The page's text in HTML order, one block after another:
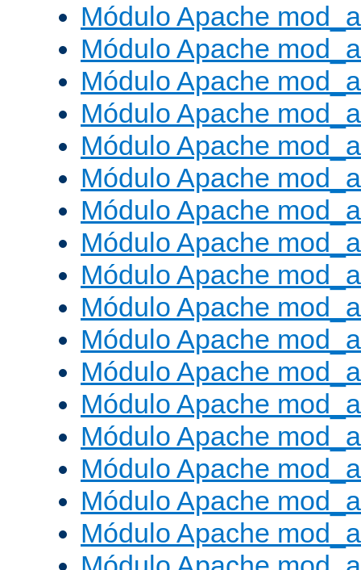
Módulo Apache
Módulo Apache
Módulo Apache
Módulo Apache
Módulo Apache
Módulo Apache
Módulo Apache
Módulo Apache
Módulo Apache
Módulo Apache
Módulo Apache
Módulo Apache
Módulo Apache
Módulo Apache
Módulo Apache
Módulo Apache
Módulo Apache